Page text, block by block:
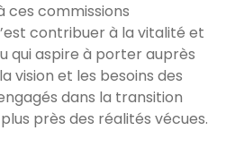
commissions
contribuer à la vitalité et
qui aspire à porter auprès
vision et les besoins des
dans la transition
près des réalités vécues.